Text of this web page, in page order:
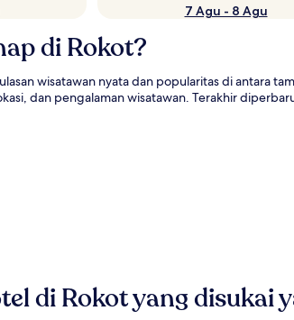
7 Agu - 8 Agu
di Rokot?
wisatawan nyata dan popularitas di antara
dan pengalaman wisatawan. Terakhir
di Rokot yang disukai